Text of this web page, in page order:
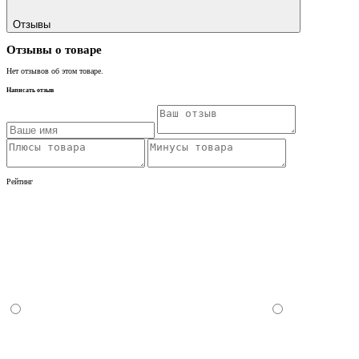
Отзывы
Отзывы о товаре
Нет отзывов об этом товаре.
Написать отзыв
Рейтинг